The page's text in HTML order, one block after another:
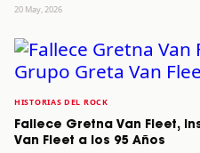
20 May, 2026
HISTORIAS DEL ROCK
Fallece Gretna Van Fleet,
Van Fleet a los 95 Años